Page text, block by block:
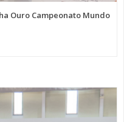
Ouro Campeonato Mundo